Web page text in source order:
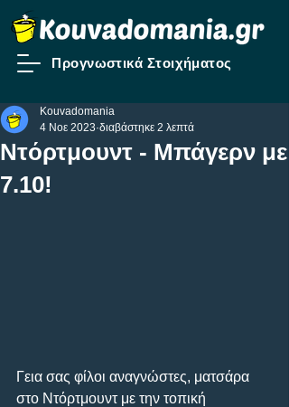
Προγνωστικά Στοιχήματος
Ντόρτμουντ - Μπάγερν με
7.10!
Kouvadomania
4 Νοε 2023 διαβάστηκε 2 λεπτά
Γεια σας φίλοι αναγνώστες, ματσάρα
στο Ντόρτμουντ με την τοπική